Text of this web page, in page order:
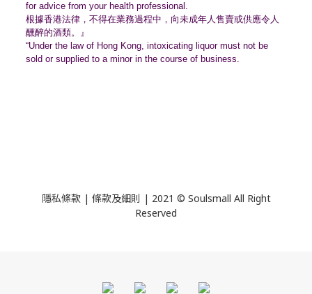
for advice from your health professional.
根據香港法律，不得在業務過程中， 向未成年人售賣或供應令人
醺醉的酒類。』
“Under the law of Hong Kong, intoxicating liquor must not be
sold or supplied to a minor in the course of business.
隱私條款 | 條款及細則 | 2021 © Soulsmall All Right
Reserved